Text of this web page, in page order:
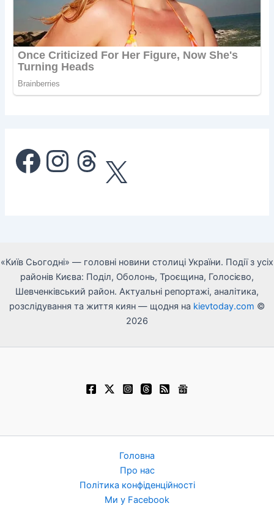
Facebook Instagram Threads X
«Київ Сьогодні» — головні новини столиці України. Події з усіх
районів Києва: Поділ, Оболонь, Троєщина, Голосієво,
Шевченківський район. Актуальні репортажі, аналітика,
розслідування та життя киян — щодня на kievtoday.com ©
2026
Головна
Про нас
Політика конфіденційності
Ми у Facebook